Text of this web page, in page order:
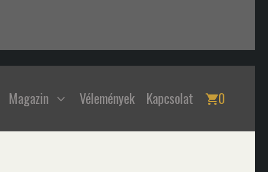
Magazin Vélemények Kapcsolat 0